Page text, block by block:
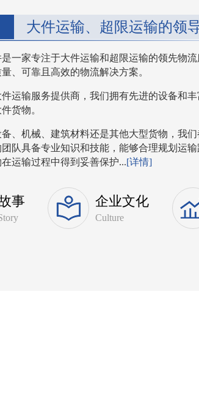
大件运输、超限运输的领
一家专注于大件运输和超限运输的领先物
、可靠且高效的物流解决方案。
运输服务提供商，我们拥有先进的设备和
货物。
、机械、建筑材料还是其他大型货物，我
队具备专业知识和技能，能够合理规划运
运输过程中得到妥善保护...[详情]
事 企业文化
Culture